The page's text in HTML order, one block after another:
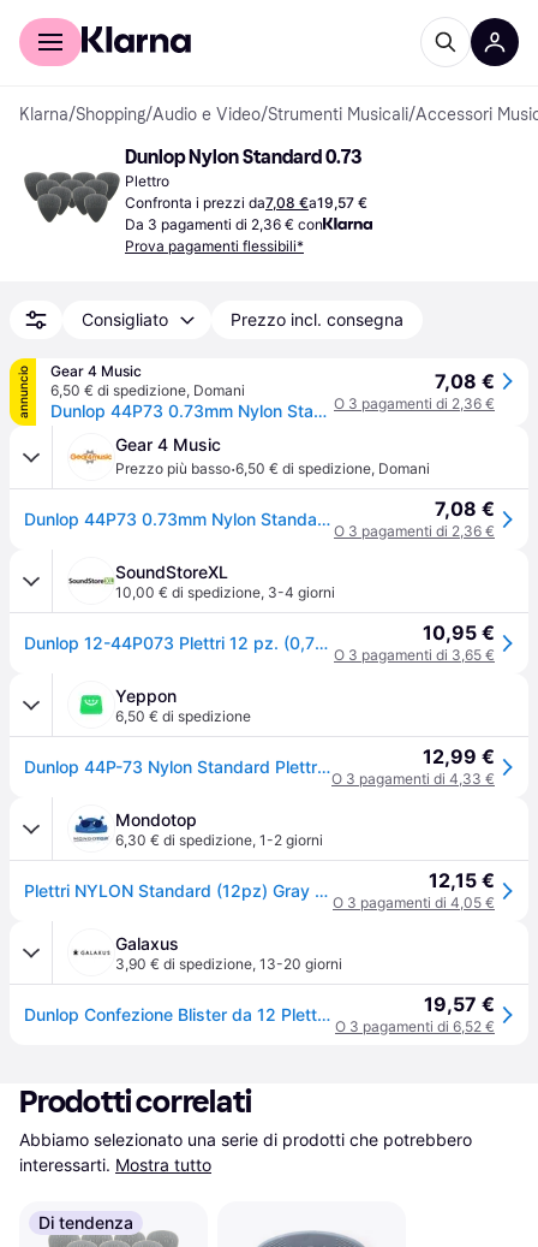
Per il tuo shopping
Klarna/Shopping/Audio e Video/Strumenti Musicali/Accessori
Dunlop Nylon Standard 0.73
Plettro
Confronta i prezzi da7,08 €a19,57 €
Da 3 pagamenti di 2,36 € con
Prova pagamenti flessibili*
Consigliato Prezzo incl. consegna
annuncio
Gear 4 Music
6,50 € di spedizione, Domani
Dunlop 44P73 0.73mm Nylon Standard Pick Grey Players Pack of 12
7,08 €
O 3 pagamenti di 2,36 €
Gear 4 Music
Prezzo più basso·6,50 € di spedizione, Domani
Dunlop 44P73 0.73mm Nylon Standard Pick Grey Players Pack of 12 7,08 €
O 3 pagamenti di 2,36 €
SoundStoreXL
10,00 € di spedizione, 3-4 giorni
Dunlop 12-44P073 Plettri 12 pz. (0,73mm) 10,95 €
O 3 pagamenti di 3,65 €
Yeppon
6,50 € di spedizione
Dunlop 44P-73 Nylon Standard Plettri per Chitarra Confezione da 12 Pezzi 0.73mm colore Grigio 12,99 €
O 3 pagamenti di 4,33 €
Mondotop
6,30 € di spedizione, 1-2 giorni
Plettri NYLON Standard (12pz) Gray 44P 73 12,15 €
O 3 pagamenti di 4,05 €
Galaxus
3,90 € di spedizione, 13-20 giorni
Dunlop Confezione Blister da 12 Plettri, Plettro 19,57 €
O 3 pagamenti di 6,52 €
Prodotti correlati
Abbiamo selezionato una serie di prodotti che potrebbero
interessarti. Mostra tutto
Di tendenza